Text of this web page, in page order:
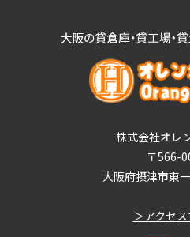
株式会社オレ
〒566-
大阪府摂津市東
＞アクセ